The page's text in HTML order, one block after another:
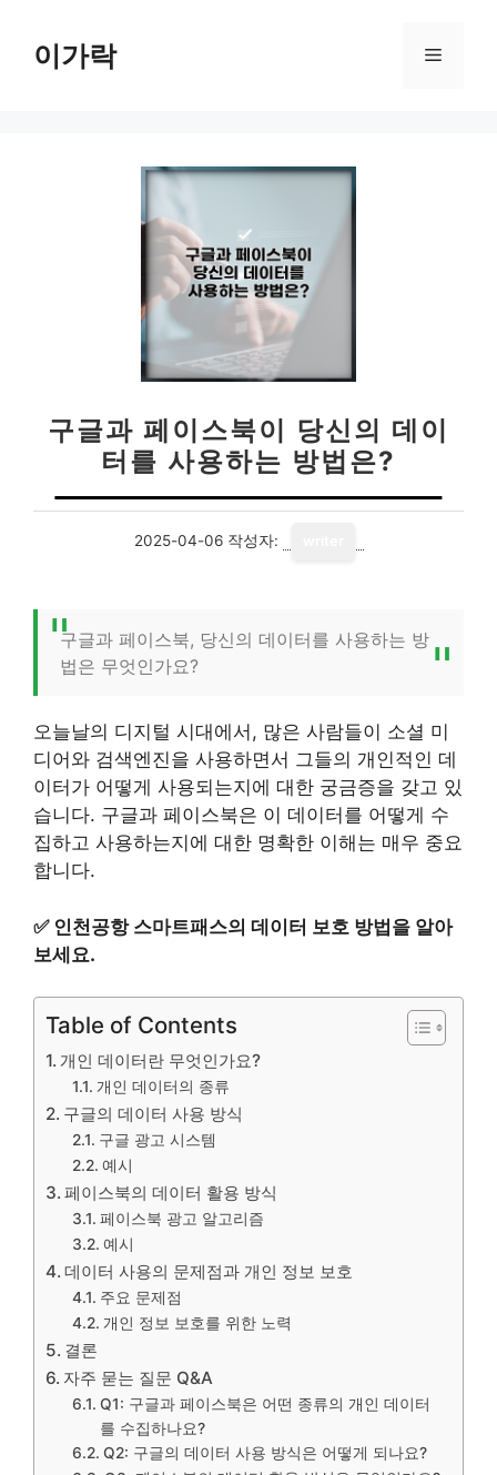
이가락 메
구글과 페이스북이 당신의 데이
터를 사용하는 방법은?
2025-04-06 작성자:
구글과 페이스북, 당신의 데이터를 사용하는 방
법은 무엇인가요?
오늘날의 디지털 시대에서, 많은 사람들이 소셜 미
디어와 검색엔진을 사용하면서 그들의 개인적인 데
이터가 어떻게 사용되는지에 대한 궁금증을 갖고 있
습니다. 구글과 페이스북은 이 데이터를 어떻게 수
집하고 사용하는지에 대한 명확한 이해는 매우 중요
합니다.
✅ 인천공항 스마트패스의 데이터 보호 방법을 알아
보세요.
Table of Contents
개인 데이터란 무엇인가요?
개인 데이터의 종류
구글의 데이터 사용 방식
구글 광고 시스템
예시
페이스북의 데이터 활용 방식
페이스북 광고 알고리즘
예시
데이터 사용의 문제점과 개인 정보 보호
주요 문제점
개인 정보 보호를 위한 노력
결론
자주 묻는 질문 Q&A
Q1: 구글과 페이스북은 어떤 종류의 개인 데이터
를 수집하나요?
Q2: 구글의 데이터 사용 방식은 어떻게 되나요?